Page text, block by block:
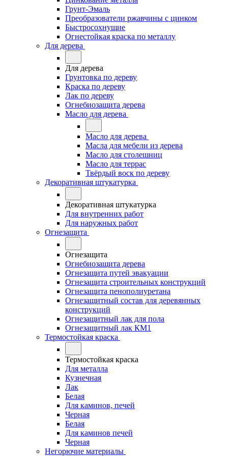
Грунт-Эмаль
Преобразователи ржавчины с цинком
Быстросохнущие
Огнестойкая краска по металлу
Для дерева
Для дерева
Грунтовка по дереву
Краска по дереву
Лак по дереву
Огнебиозащита дерева
Масло для дерева
Масло для дерева
Масла для мебели из дерева
Масло для столешниц
Масло для террас
Твёрдый воск по дереву
Декоративная штукатурка
Декоративная штукатурка
Для внутренних работ
Для наружных работ
Огнезащита
Огнезащита
Огнебиозащита дерева
Огнезащита путей эвакуации
Огнезащита строительных конструкций
Огнезащита пенополиуретана
Огнезащитный состав для деревянных
конструкций
Огнезащитный лак для пола
Огнезащитный лак КМ1
Термостойкая краска
Термостойкая краска
Для металла
Кузнечная
Лак
Белая
Для каминов, печей
Черная
Белая
Для каминов печей
Черная
Негорючие материалы